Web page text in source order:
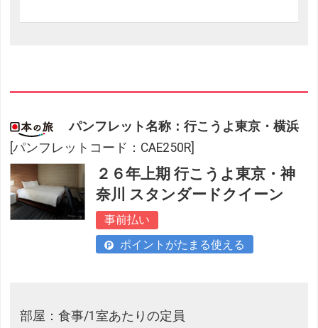
パンフレット名称：行こうよ東京・横浜
[パンフレットコード：CAE250R]
２６年上期 行こうよ東京・神
奈川 スタンダードクイーン
事前払い
ポイントがたまる使える
部屋：食事/1室あたりの定員